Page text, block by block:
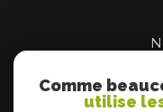
Comme
utilise